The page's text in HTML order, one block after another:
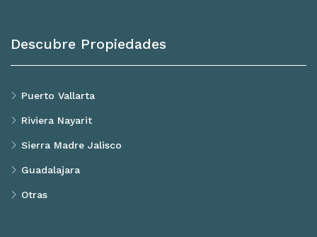
Descubre Propiedades
Puerto Vallarta
Riviera Nayarit
Sierra Madre Jalisco
Guadalajara
Otras